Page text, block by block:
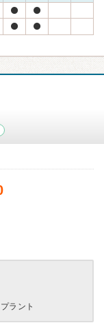
ラント